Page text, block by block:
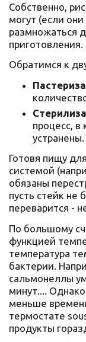
Собственно,
могут (если
размножаться
приготовления.
Обратимся к
процесс,
устранены.
Готовя пищу
системой
обязаны
пусть стейк не
переварится -
По большому
функцией
температура
бактерии.
сальмонеллы
минут....
меньше
термостате
продукты